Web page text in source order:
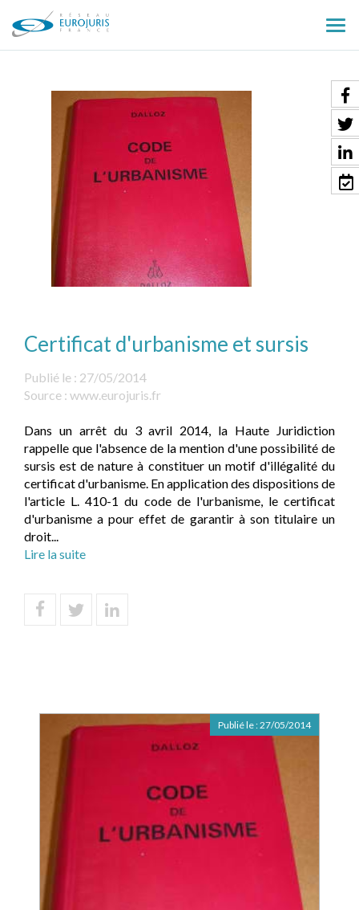
le
Certificat d'urbanisme et sursis
Publié le : 27/05/2014
Source : www.eurojuris.fr
Dans un arrêt du 3 avril 2014, la Haute Juridiction
rappelle que l'absence de la mention d'une possibilité de
sursis est de nature à constituer un motif d'illégalité du
certificat d'urbanisme. En application des dispositions de
l'article L. 410-1 du code de l'urbanisme, le certificat
d'urbanisme a pour effet de garantir à son titulaire un
droit...
Lire la suite
Publié le :27/05/2014